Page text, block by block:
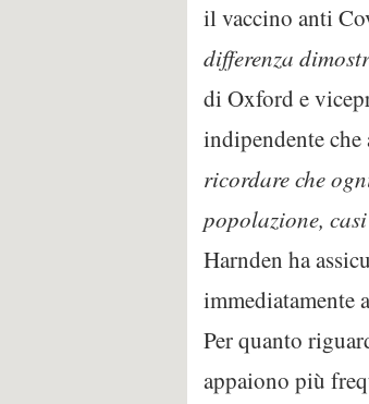
il vaccino anti
differenza
di Oxford e
indipendente
ricordare che
popolazione,
Harnden ha
immediatamente
Per quanto
appaiono più